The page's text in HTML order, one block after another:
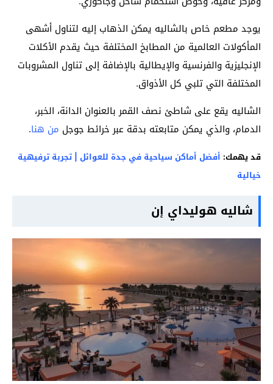
يوجد مطعم خاص بالشاليه يمكن الذهاب إليه لتناول أشهى
المأكولات العالمية من المطابخ المختلفة حيث يقدم الأكلات
الإنجليزية والفرنسية والإيطالية بالإضافة إلى تناول المشروبات
المختلفة التي تلبي كل الأذواق.
الشاليه يقع على شاطئ نصف القمر بالعنوان الدانة، الخبر،
الدمام، والذي يمكن متابعته بدقة عبر خرائط جوجل من هنا.
قد يهمك: أفضل أماكن سياحية في جدة للعوائل | تجربة ترفيهية
خيالية
شاليه هوليداي إن